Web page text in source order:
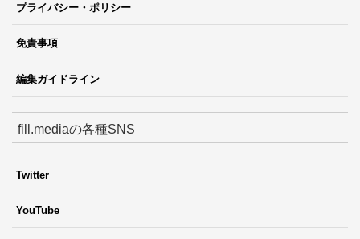
プライバシー・ポリシー
免責事項
編集ガイドライン
fill.mediaの各種SNS
Twitter
YouTube